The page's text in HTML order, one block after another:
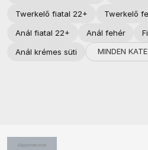
Twerkelő fiatal 22+
Twerkelő
Anál fiatal 22+
Anál fehér
Anál krémes süti
MINDEN